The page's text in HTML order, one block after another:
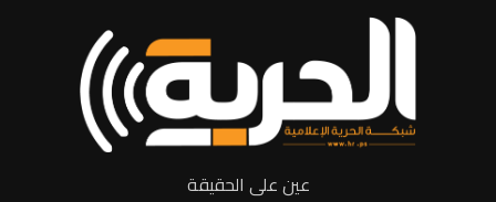
عين على الحقيقة